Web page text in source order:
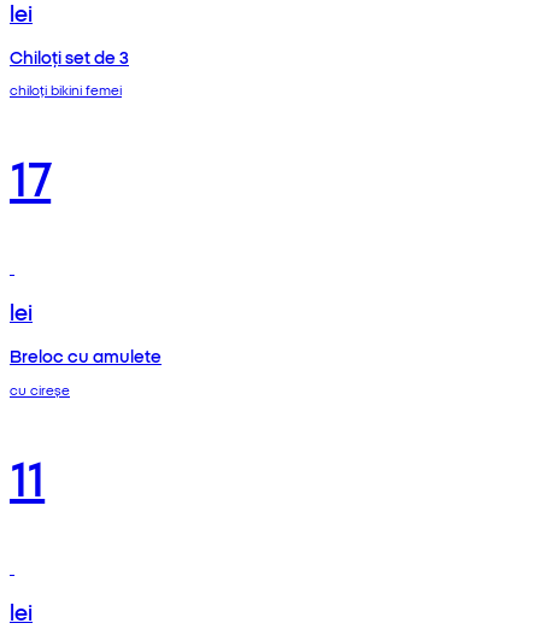
lei
Chiloți set de 3
chiloți bikini femei
17
lei
Breloc cu amulete
cu cireșe
11
lei